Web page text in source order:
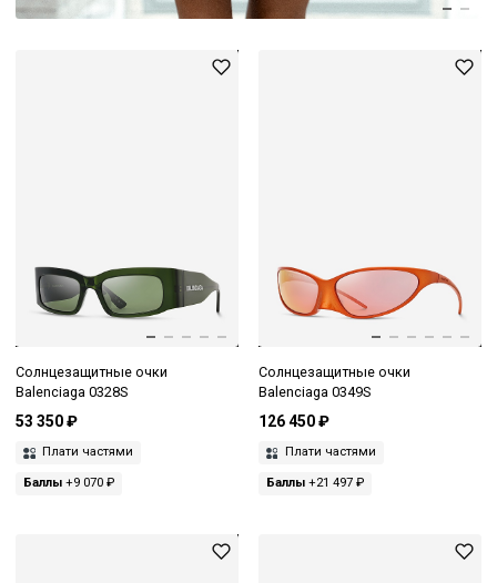
Солнцезащитные очки
Balenciaga 0328S
53 350 ₽
Плати частями
Баллы +9 070 ₽
Солнцезащитные очки
Balenciaga 0349S
126 450 ₽
Плати частями
Баллы+21 497 ₽